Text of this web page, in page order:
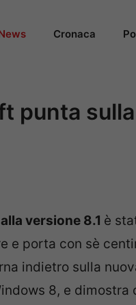
Cronaca
punta sulla
versione 8.1 è
e porta con sè
indietro sulla
8, e